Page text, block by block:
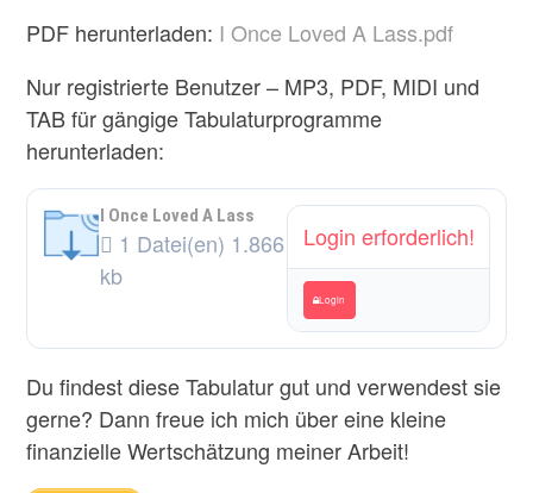
PDF herunterladen: I Once Loved A Lass.pdf
Nur registrierte Benutzer – MP3, PDF, MIDI und
TAB für gängige Tabulaturprogramme
herunterladen:
I Once Loved A Lass
1 Datei(en) 1.866
kb
Login erforderlich!
Login
Du findest diese Tabulatur gut und verwendest sie
gerne? Dann freue ich mich über eine kleine
finanzielle Wertschätzung meiner Arbeit!